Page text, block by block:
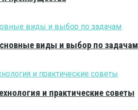
виды и выбор по задачам
и практические советы